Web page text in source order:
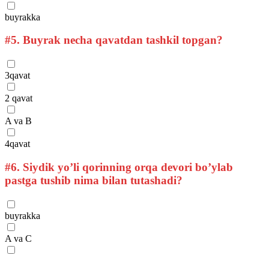
buyrakka
#5. Buyrak necha qavatdan tashkil topgan?
3qavat
2 qavat
A va B
4qavat
#6. Siydik yo’li qorinning orqa devori bo’ylab
pastga tushib nima bilan tutashadi?
buyrakka
A va C